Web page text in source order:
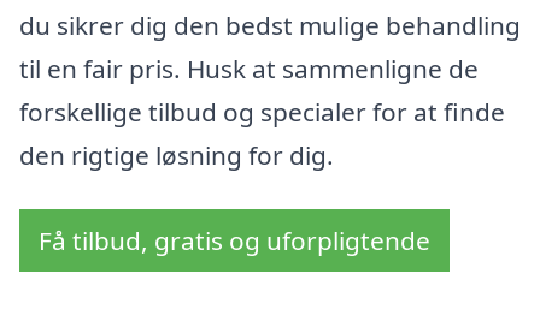
du sikrer dig den bedst mulige behandling
til en fair pris. Husk at sammenligne de
forskellige tilbud og specialer for at finde
den rigtige løsning for dig.
Få tilbud, gratis og uforpligtende